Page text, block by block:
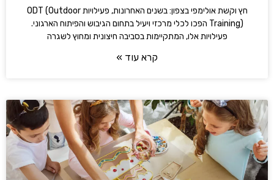
חץ וקשת אולימפי בצפון: בשנים האחרונות, פעילויות ODT (Outdoor
Training) הפכו לכלי מרכזי ויעיל בתחום הגיבוש והפיתוח הארגוני.
פעילויות אלו, המתקיימות בסביבה חיצונית ומחוץ לשגרה
קרא עוד »